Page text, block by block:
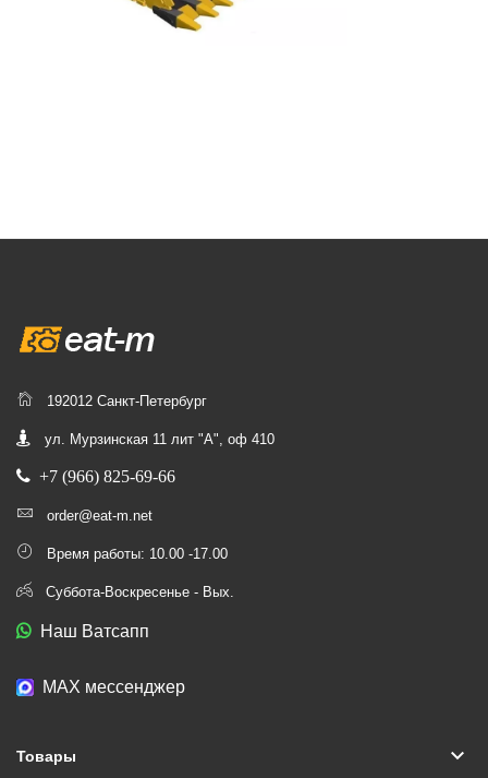
192012 Санкт-Петербург
ул. Мурзинская 11 лит "А", оф 410
+7 (966) 825-69-66
order@eat-m.net
Время работы: 10.00 -17.00
Суббота-Воскресенье - Вых.
Наш Ватсапп
МАХ мессенджер
Товары keyboard_arrow_down